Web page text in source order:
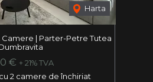
Harta
| Parter-Petre Tutea
€ + 21% TVA
2 camere de închiriat